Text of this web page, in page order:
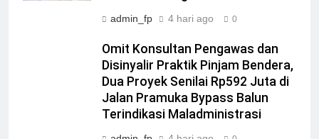
admin_fp 4 hari ago 0
Omit Konsultan Pengawas dan
Disinyalir Praktik Pinjam Bendera,
Dua Proyek Senilai Rp592 Juta di
Jalan Pramuka Bypass Balun
Terindikasi Maladministrasi